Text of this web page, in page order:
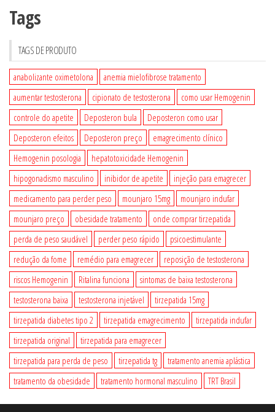
Tags
TAGS DE PRODUTO
anabolizante oximetolona
anemia mielofibrose tratamento
aumentar testosterona
cipionato de testosterona
como usar Hemogenin
controle do apetite
Deposteron bula
Deposteron como usar
Deposteron efeitos
Deposteron preço
emagrecimento clínico
Hemogenin posologia
hepatotoxicidade Hemogenin
hipogonadismo masculino
inibidor de apetite
injeção para emagrecer
medicamento para perder peso
mounjaro 15mg
mounjaro indufar
mounjaro preço
obesidade tratamento
onde comprar tirzepatida
perda de peso saudável
perder peso rápido
psicoestimulante
redução da fome
remédio para emagrecer
reposição de testosterona
riscos Hemogenin
Ritalina funciona
sintomas de baixa testosterona
testosterona baixa
testosterona injetável
tirzepatida 15mg
tirzepatida diabetes tipo 2
tirzepatida emagrecimento
tirzepatida indufar
tirzepatida original
tirzepatida para emagrecer
tirzepatida para perda de peso
tirzepatida tg
tratamento anemia aplástica
tratamento da obesidade
tratamento hormonal masculino TRT Brasil